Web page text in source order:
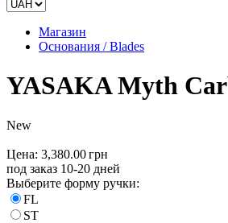
Магазин
Основания / Blades
YASAKA Myth
New
Цена: 3,380.00 грн
под заказ 10-20 дней
Выберите форму ручки:
FL
ST